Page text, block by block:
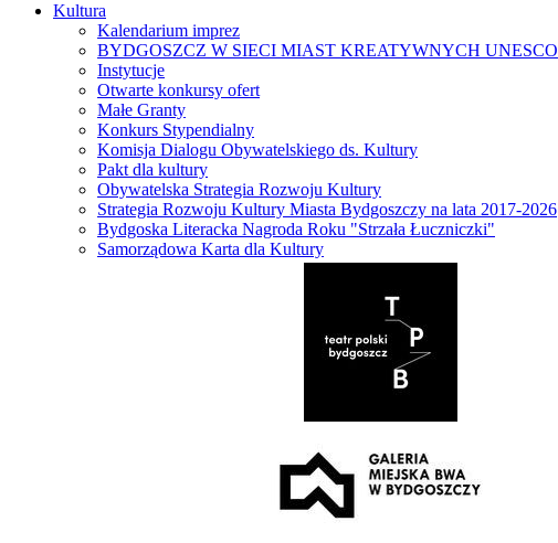
Kultura
Kalendarium imprez
BYDGOSZCZ W SIECI MIAST KREATYWNYCH UNESCO
Instytucje
Otwarte konkursy ofert
Małe Granty
Konkurs Stypendialny
Komisja Dialogu Obywatelskiego ds. Kultury
Pakt dla kultury
Obywatelska Strategia Rozwoju Kultury
Strategia Rozwoju Kultury Miasta Bydgoszczy na lata 2017-2026
Bydgoska Literacka Nagroda Roku "Strzała Łuczniczki"
Samorządowa Karta dla Kultury